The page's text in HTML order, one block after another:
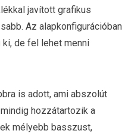
javított grafikus
Az alapkonfigurációban
de fel lehet menni
is adott, ami abszolút
hozzátartozik a
mélyebb basszust,